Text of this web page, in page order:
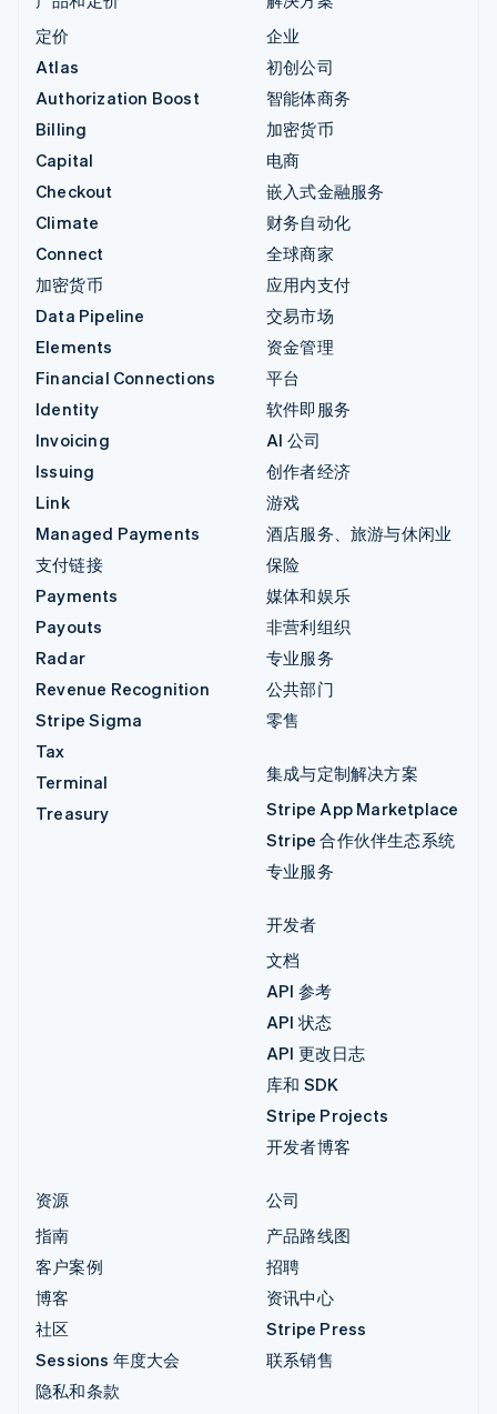
定价
Atlas
Authorization Boost
Billing
Capital
Checkout
Climate
Connect
加密货币
Data Pipeline
Elements
Financial Connections
Identity
Invoicing
Issuing
Link
Managed Payments
支付链接
Payments
Payouts
Radar
Revenue Recognition
Stripe Sigma
Tax
Terminal
Treasury
企业
初创公司
智能体商务
加密货币
电商
嵌入式金融服务
财务自动化
全球商家
应用内支付
交易市场
资金管理
平台
软件即服务
AI 公司
创作者经济
游戏
酒店服务、旅游与休闲业
保险
媒体和娱乐
非营利组织
专业服务
公共部门
零售
集成与定制解决方案
Stripe App Marketplace
Stripe 合作伙伴生态系统
专业服务
开发者
文档
API 参考
API 状态
API 更改日志
库和 SDK
Stripe Projects
开发者博客
资源
指南
客户案例
博客
社区
Sessions 年度大会
隐私和条款
公司
产品路线图
招聘
资讯中心
Stripe Press
联系销售